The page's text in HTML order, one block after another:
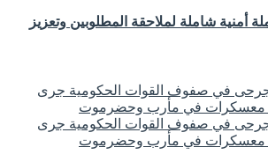
أمنية شاملة لملاحقة المطلوبين وتعزيز